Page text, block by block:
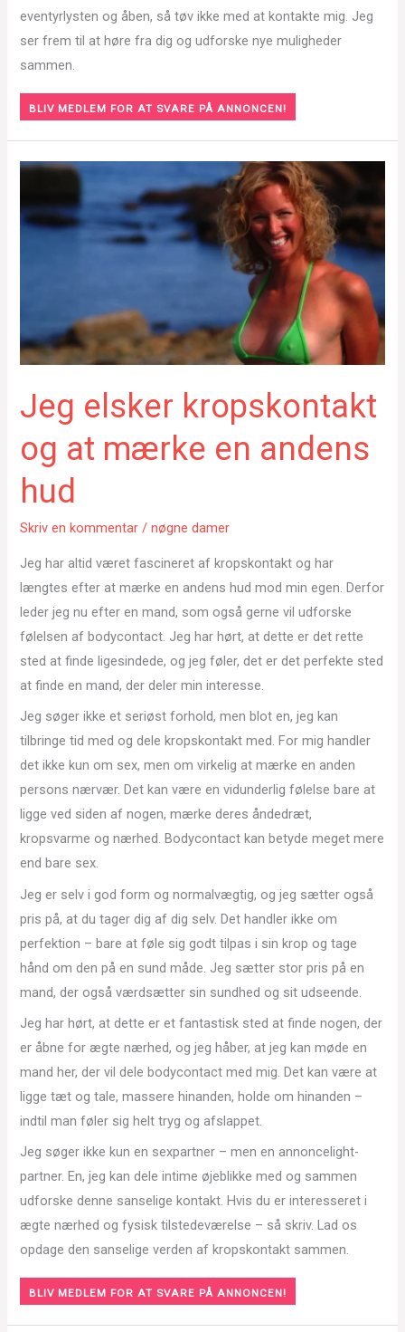
eventyrlysten og åben, så tøv ikke med at kontakte mig. Jeg
ser frem til at høre fra dig og udforske nye muligheder
sammen.
BLIV MEDLEM FOR AT SVARE PÅ ANNONCEN!
Jeg elsker kropskontakt
og at mærke en andens
hud
Skriv en kommentar /nøgne damer
Jeg har altid været fascineret af kropskontakt og har
længtes efter at mærke en andens hud mod min egen. Derfor
leder jeg nu efter en mand, som også gerne vil udforske
følelsen af bodycontact. Jeg har hørt, at dette er det rette
sted at finde ligesindede, og jeg føler, det er det perfekte sted
at finde en mand, der deler min interesse.
Jeg søger ikke et seriøst forhold, men blot en, jeg kan
tilbringe tid med og dele kropskontakt med. For mig handler
det ikke kun om sex, men om virkelig at mærke en anden
persons nærvær. Det kan være en vidunderlig følelse bare at
ligge ved siden af nogen, mærke deres åndedræt,
kropsvarme og nærhed. Bodycontact kan betyde meget mere
end bare sex.
Jeg er selv i god form og normalvægtig, og jeg sætter også
pris på, at du tager dig af dig selv. Det handler ikke om
perfektion – bare at føle sig godt tilpas i sin krop og tage
hånd om den på en sund måde. Jeg sætter stor pris på en
mand, der også værdsætter sin sundhed og sit udseende.
Jeg har hørt, at dette er et fantastisk sted at finde nogen, der
er åbne for ægte nærhed, og jeg håber, at jeg kan møde en
mand her, der vil dele bodycontact med mig. Det kan være at
ligge tæt og tale, massere hinanden, holde om hinanden –
indtil man føler sig helt tryg og afslappet.
Jeg søger ikke kun en sexpartner – men en annoncelight-
partner. En, jeg kan dele intime øjeblikke med og sammen
udforske denne sanselige kontakt. Hvis du er interesseret i
ægte nærhed og fysisk tilstedeværelse – så skriv. Lad os
opdage den sanselige verden af kropskontakt sammen.
BLIV MEDLEM FOR AT SVARE PÅ ANNONCEN!